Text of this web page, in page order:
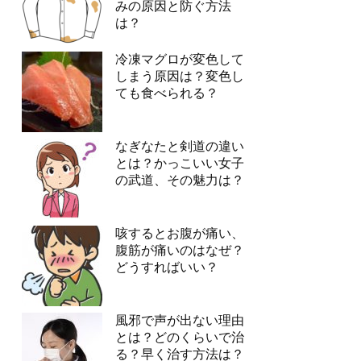
みの原因と防ぐ方法
は？
冷凍マグロが変色して
しまう原因は？変色し
ても食べられる？
なぎなたと剣道の違い
とは？かっこいい女子
の武道、その魅力は？
咳するとお腹が痛い、
腹筋が痛いのはなぜ？
どうすればいい？
風邪で声が出ない理由
とは？どのくらいで治
る？早く治す方法は？